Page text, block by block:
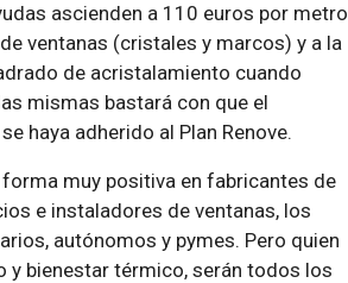
ascienden a 110 euros por metro
ventanas (cristales y marcos) y a la
de acristalamiento cuando
mismas bastará con que el
haya adherido al Plan Renove.
muy positiva en fabricantes de
e instaladores de ventanas, los
autónomos y pymes. Pero quien
y bienestar térmico, serán todos los